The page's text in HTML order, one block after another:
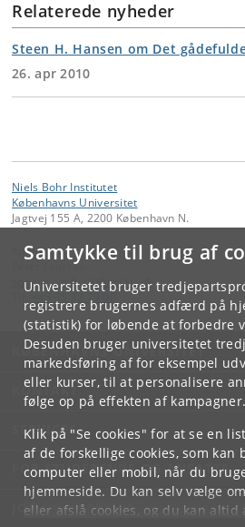
Samtykke til brug af
Universitetet bruger
registrere brugernes adfærd på
(statistik) for løbende at forbedre
Desuden bruger universitetet
markedsføring af for eksempel
eller kurser, til at personalisere
følge op på effekten af kampagner.
Klik på "Se cookies" for at se en
af de forskellige cookies, som kan
computer eller mobil, når du
hjemmeside. Du kan selv vælge
eller afslå cookies, og du kan
Relaterede nyheder
Steen H. Hansen om Det
26. apr 2010
Niels Bohr Institutet
Københavns Universitet
Jagtvej 155 A, 2200 København N.
Kontakt:
Peter Laursen
spoerg.om.fysik@ nbi.ku.dk
KØBENHAVNS UNIVERSITET
KONTAKT
SERVICES
FOR STUDERENDE OG ANSATTE
JOB OG KARRIERE